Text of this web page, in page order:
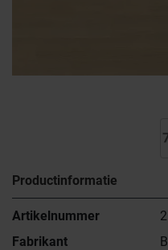
Productinformatie
Artikelnummer
Fabrikant